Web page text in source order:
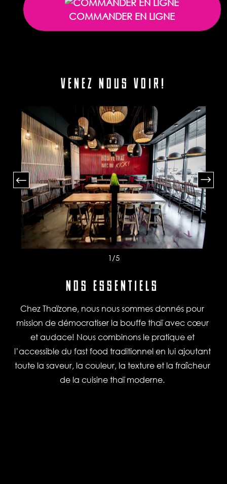
COMMANDER EN LIGNE
VENEZ NOUS VOIR!
1 /5
NOS ESSENTIELS
Chez Thaïzone, nous nous sommes donnés pour
mission de démocratiser la bouffe thaï avec cœur
et audace! Nous combinons le pratique et
l’accessible du fast food traditionnel en lui ajoutant
toute la saveur, la couleur, la texture et la fraîcheur
de la cuisine thaï moderne.